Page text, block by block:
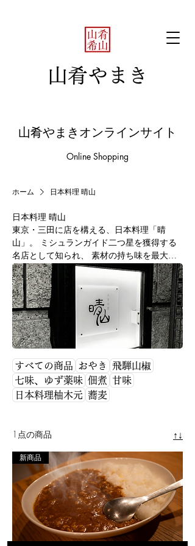
山肴やまき
山肴やまきオンラインサイト
Online Shopping
ホーム 日本料理 晴山
日本料理 晴山
東京・三田に店を構える、日本料理「晴
山」。 ミシュランガイド二つ星を獲得する
名店として知られ、 素材の持ち味を最大限
に引き出す、静かで研ぎ澄まされた料理が高
く評価されています。 このカテゴリーで
は、料理人・山本晴彦氏の哲学と技を受け継
ぎ、 信州で出会った素材をもとに仕立てら
れた特別な品々をご紹介します。 山肴やま
きが大切にする“Meet the 信州”の考え方のも
と、 土地と料理人、そして食卓をつなぐ一
皿をお届けします。
すべての商品 おやき
飛騨山椒
七味、ゆず薬味 佃煮
甘味
日本料理柚木元 蕎麦
1点の商品 ↑↓
新商品